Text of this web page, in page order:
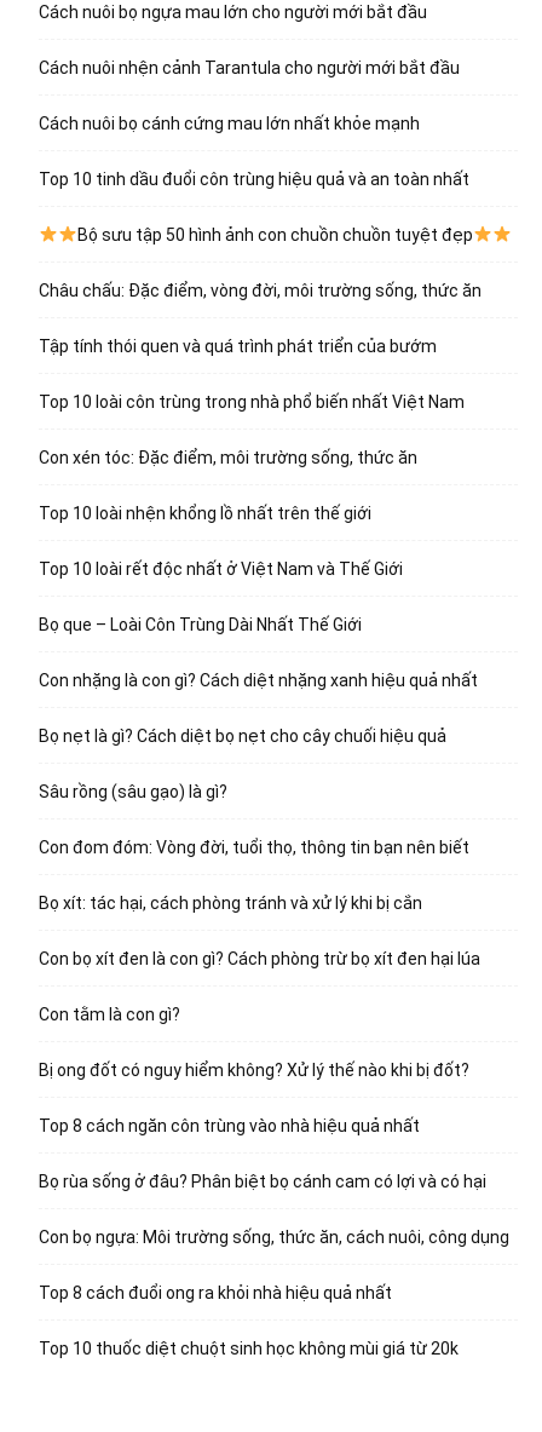
Cách nuôi bọ ngựa mau lớn cho người mới bắt đầu
Cách nuôi nhện cảnh Tarantula cho người mới bắt đầu
Cách nuôi bọ cánh cứng mau lớn nhất khỏe mạnh
Top 10 tinh dầu đuổi côn trùng hiệu quả và an toàn nhất
Bộ sưu tập 50 hình ảnh con chuồn chuồn tuyệt đẹp
Châu chấu: Đặc điểm, vòng đời, môi trường sống, thức ăn
Tập tính thói quen và quá trình phát triển của bướm
Top 10 loài côn trùng trong nhà phổ biến nhất Việt Nam
Con xén tóc: Đặc điểm, môi trường sống, thức ăn
Top 10 loài nhện khổng lồ nhất trên thế giới
Top 10 loài rết độc nhất ở Việt Nam và Thế Giới
Bọ que – Loài Côn Trùng Dài Nhất Thế Giới
Con nhặng là con gì? Cách diệt nhặng xanh hiệu quả nhất
Bọ nẹt là gì? Cách diệt bọ nẹt cho cây chuối hiệu quả
Sâu rồng (sâu gạo) là gì?
Con đom đóm: Vòng đời, tuổi thọ, thông tin bạn nên biết
Bọ xít: tác hại, cách phòng tránh và xử lý khi bị cắn
Con bọ xít đen là con gì? Cách phòng trừ bọ xít đen hại lúa
Con tằm là con gì?
Bị ong đốt có nguy hiểm không? Xử lý thế nào khi bị đốt?
Top 8 cách ngăn côn trùng vào nhà hiệu quả nhất
Bọ rùa sống ở đâu? Phân biệt bọ cánh cam có lợi và có hại
Con bọ ngựa: Môi trường sống, thức ăn, cách nuôi, công dụng
Top 8 cách đuổi ong ra khỏi nhà hiệu quả nhất
Top 10 thuốc diệt chuột sinh học không mùi giá từ 20k